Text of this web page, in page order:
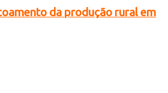
da produção rural em